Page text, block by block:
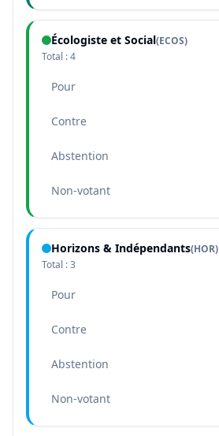
Écologiste et Social(ECOS)
Total :4
Pour
Contre
Abstention
Non-votant
Horizons & Indépendants(HOR)
Total :3
Pour
Contre
Abstention
Non-votant